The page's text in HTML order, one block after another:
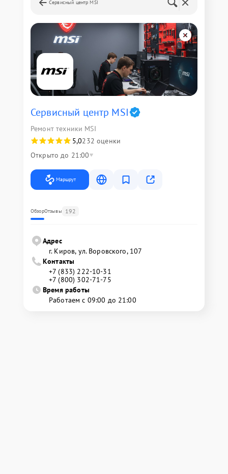
Сервисный центр MSI
Сервисный центр MSI
Ремонт техники MSI
5,0232 оценки
Открыто до 21:00
Маршрут
ОбзорОтзывы 192
Адрес
г. Киров, ул. Воровского, 107
Контакты
+7 (833) 222-10-31
+7 (800) 302-71-75
Время работы
Работаем с 09:00 до 21:00